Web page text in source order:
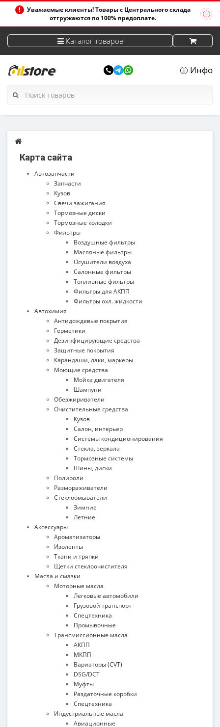
Уважаемые клиенты! Товары с Центрального склада
отгружаются по 100% предоплате.
Каталог товаров
Инфо
Карта сайта
Автозапчасти
Запчасти
Кузов
Свечи зажигания
Тормозные диски
Тормозные колодки
Фильтры
Воздушные фильтры
Масляные фильтры
Осушители воздуха
Салонные фильтры
Топливные фильтры
Фильтры для АКПП
Фильтры охл. жидкости
Автохимия
Антидождевые покрытия
Герметики
Дезинфицирующие средства
Защитные покрытия
Карандаши, лаки, маркеры
Моющие средства
Мойка двигателя
Шампуни
Обезжириватели
Очистительные средства
Кузов
Салон, интерьер
Системы кондиционирования
Стекла, зеркала
Тормозные системы
Шины, диски
Полироли
Размораживатели
Стеклоомыватели
Зимние
Летние
Аксессуары
Ароматизаторы
Изоленты
Ткани и тряпки
Щетки стеклоочистителя
Масла и смазки
Моторные масла
Легковые автомобили
Грузовой транспорт
Спецтехника
Промывочные
Трансмиссионные масла
АКПП
МКПП
Вариаторы (CVT)
DSG/DCT
Муфты
Раздаточные коробки
Спецтехника
Индустриальные масла
Авиационные